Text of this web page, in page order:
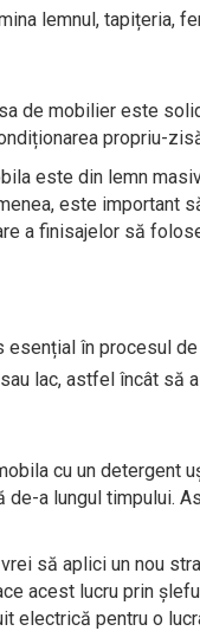
lemnul, tapițeria,
de mobilier este
propriu-
este din lemn
este important
a finisajelor să
în procesul
lac, astfel încât să
cu un detergent
de-a lungul timpului.
să aplici un nou
acest lucru prin
pentru o